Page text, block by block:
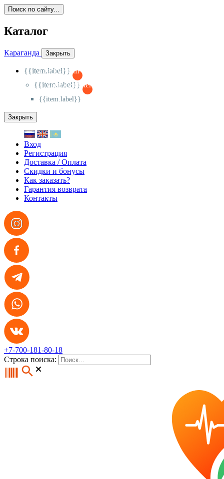
Поиск по сайту...
Каталог
Караганда Закрыть
{{item.label}}
{{activeItem==item.id?'-
{{item.label}}
{{activeSubitem==item.id?'-
{{item.label}}
Закрыть
Вход
Регистрация
Доставка / Оплата
Скидки и бонусы
Как заказать?
Гарантия возврата
Контакты
+7-700-181-80-18
Строка поиска: